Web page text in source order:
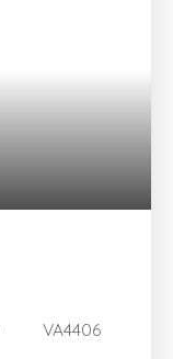
VA4406